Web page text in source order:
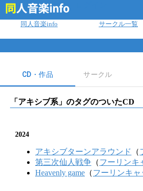
同人音楽info サークル一覧
CD・作品 サークル
「 アキシブ系 」のタグのついたCD
2024
アキシブターンアラウンド （
第三次仙人戦争 （フーリンキ
Heavenly game （フーリンキャ